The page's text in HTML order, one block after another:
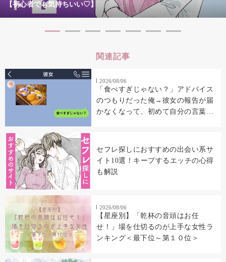
【初心者でも気持ちいい♡】
関連記事
2026/08/06
「食べすぎじゃない？」アドバイス
のつもりだった俺→彼女の報告が届
かなくなって、初めて自分の言葉を
セフレ探しにおすすめの出会い系サ
イト10選！キープするエッチの心得
も解説
2026/08/06
【星座別】「乾杯の音頭はお任
せ！」場を仕切るのが上手な女性ラ
ンキング＜最下位～第１０位＞